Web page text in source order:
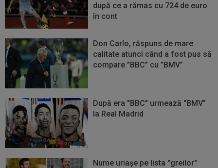
după ce a rămas cu 724 de euro
în cont
Don Carlo, răspuns de mare
calitate atunci când a fost pus să
compare ”BBC” cu ”BMV”
După era "BBC" urmează "BMV"
la Real Madrid
Nume uriașe pe lista "greilor"